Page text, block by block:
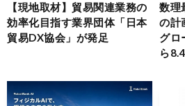
【現地取材】貿易関連業務の
効率化目指す業界団体「日本
貿易DX協会」が発足
数理
の計
グロ
ら